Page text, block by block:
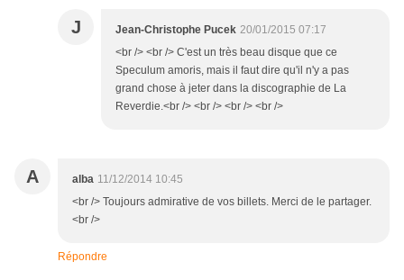
J Jean-Christophe Pucek 20/01/2015 07:17
<br /> <br /> C'est un très beau disque que ce
Speculum amoris, mais il faut dire qu'il n'y a pas
grand chose à jeter dans la discographie de La
Reverdie.<br /> <br /> <br /> <br />
A alba 11/12/2014 10:45
<br /> Toujours admirative de vos billets. Merci de le partager.
<br />
Répondre